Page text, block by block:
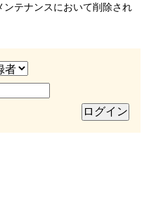
ンテナンスにおいて削除され